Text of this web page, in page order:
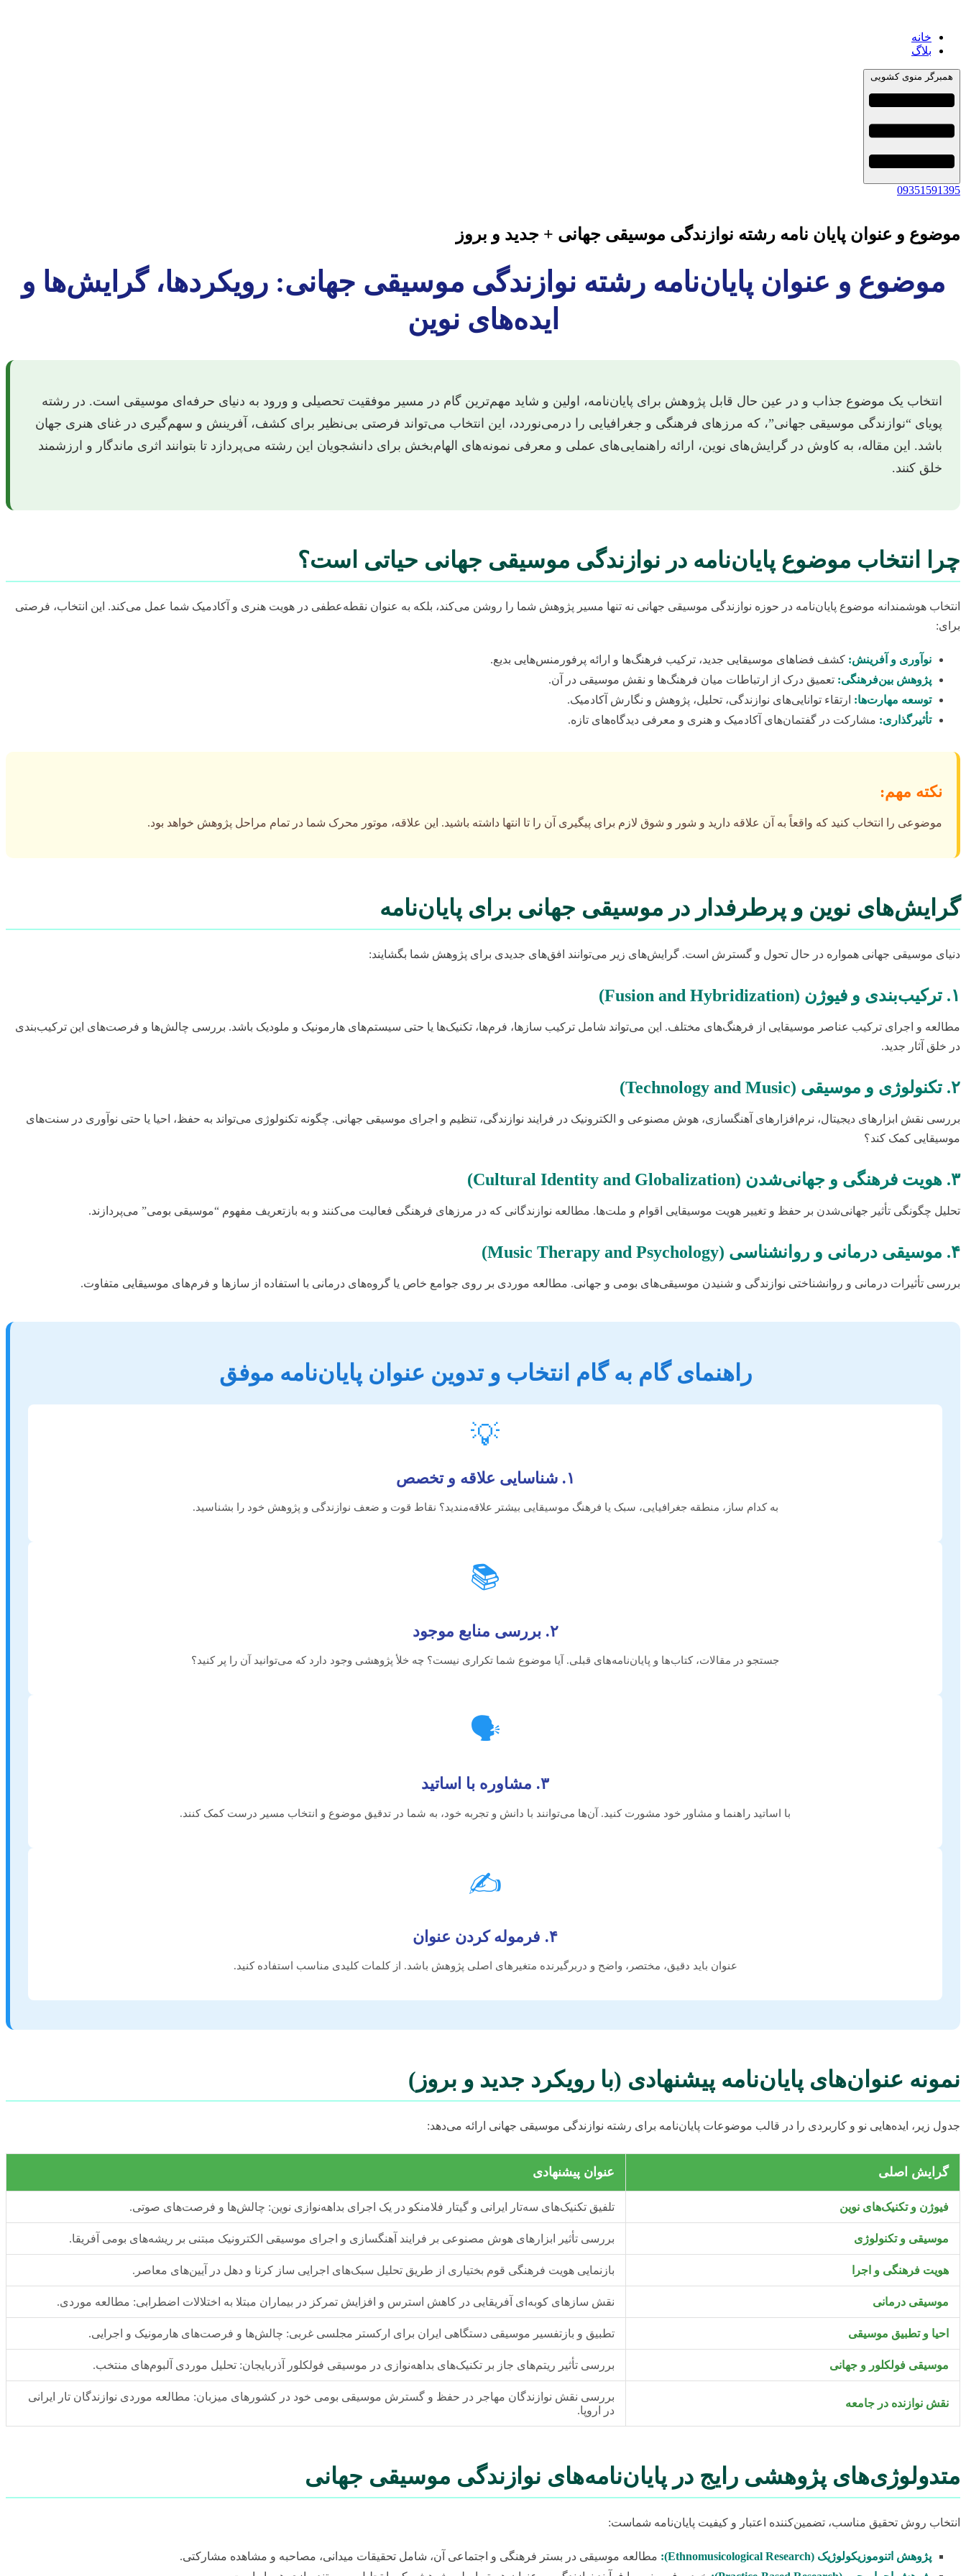
خانه
بلاگ
همبرگر منوی کشویی
09351591395
موضوع و عنوان پایان نامه رشته نوازندگی موسیقی جهانی + جدید و بروز
موضوع و عنوان پایان‌نامه رشته نوازندگی موسیقی جهانی: رویکردها، گرایش‌ها و
ایده‌های نوین
انتخاب یک موضوع جذاب و در عین حال قابل پژوهش برای پایان‌نامه، اولین و شاید مهم‌ترین گام در مسیر موفقیت تحصیلی و ورود به دنیای حرفه‌ای موسیقی است. در رشته
پویای “نوازندگی موسیقی جهانی”، که مرزهای فرهنگی و جغرافیایی را درمی‌نوردد، این انتخاب می‌تواند فرصتی بی‌نظیر برای کشف، آفرینش و سهم‌گیری در غنای هنری جهان
باشد. این مقاله، به کاوش در گرایش‌های نوین، ارائه راهنمایی‌های عملی و معرفی نمونه‌های الهام‌بخش برای دانشجویان این رشته می‌پردازد تا بتوانند اثری ماندگار و ارزشمند
خلق کنند.
چرا انتخاب موضوع پایان‌نامه در نوازندگی موسیقی جهانی حیاتی است؟
انتخاب هوشمندانه موضوع پایان‌نامه در حوزه نوازندگی موسیقی جهانی نه تنها مسیر پژوهش شما را روشن می‌کند، بلکه به عنوان نقطه‌عطفی در هویت هنری و آکادمیک شما عمل می‌کند. این انتخاب، فرصتی
برای:
نوآوری و آفرینش: کشف فضاهای موسیقایی جدید، ترکیب فرهنگ‌ها و ارائه پرفورمنس‌هایی بدیع.
پژوهش بین‌فرهنگی: تعمیق درک از ارتباطات میان فرهنگ‌ها و نقش موسیقی در آن.
توسعه مهارت‌ها: ارتقاء توانایی‌های نوازندگی، تحلیل، پژوهش و نگارش آکادمیک.
تأثیرگذاری: مشارکت در گفتمان‌های آکادمیک و هنری و معرفی دیدگاه‌های تازه.
نکته مهم:
موضوعی را انتخاب کنید که واقعاً به آن علاقه دارید و شور و شوق لازم برای پیگیری آن را تا انتها داشته باشید. این علاقه، موتور محرک شما در تمام مراحل پژوهش خواهد بود.
گرایش‌های نوین و پرطرفدار در موسیقی جهانی برای پایان‌نامه
دنیای موسیقی جهانی همواره در حال تحول و گسترش است. گرایش‌های زیر می‌توانند افق‌های جدیدی برای پژوهش شما بگشایند:
۱. ترکیب‌بندی و فیوژن (Fusion and Hybridization)
مطالعه و اجرای ترکیب عناصر موسیقایی از فرهنگ‌های مختلف. این می‌تواند شامل ترکیب سازها، فرم‌ها، تکنیک‌ها یا حتی سیستم‌های هارمونیک و ملودیک باشد. بررسی چالش‌ها و فرصت‌های این ترکیب‌بندی
در خلق آثار جدید.
۲. تکنولوژی و موسیقی (Technology and Music)
بررسی نقش ابزارهای دیجیتال، نرم‌افزارهای آهنگسازی، هوش مصنوعی و الکترونیک در فرایند نوازندگی، تنظیم و اجرای موسیقی جهانی. چگونه تکنولوژی می‌تواند به حفظ، احیا یا حتی نوآوری در سنت‌های
موسیقایی کمک کند؟
۳. هویت فرهنگی و جهانی‌شدن (Cultural Identity and Globalization)
تحلیل چگونگی تأثیر جهانی‌شدن بر حفظ و تغییر هویت موسیقایی اقوام و ملت‌ها. مطالعه نوازندگانی که در مرزهای فرهنگی فعالیت می‌کنند و به بازتعریف مفهوم “موسیقی بومی” می‌پردازند.
۴. موسیقی درمانی و روانشناسی (Music Therapy and Psychology)
بررسی تأثیرات درمانی و روانشناختی نوازندگی و شنیدن موسیقی‌های بومی و جهانی. مطالعه موردی بر روی جوامع خاص یا گروه‌های درمانی با استفاده از سازها و فرم‌های موسیقایی متفاوت.
راهنمای گام به گام انتخاب و تدوین عنوان پایان‌نامه موفق
💡
۱. شناسایی علاقه و تخصص
به کدام ساز، منطقه جغرافیایی، سبک یا فرهنگ موسیقایی بیشتر علاقه‌مندید؟ نقاط قوت و ضعف نوازندگی و پژوهش خود را بشناسید.
📚
۲. بررسی منابع موجود
جستجو در مقالات، کتاب‌ها و پایان‌نامه‌های قبلی. آیا موضوع شما تکراری نیست؟ چه خلأ پژوهشی وجود دارد که می‌توانید آن را پر کنید؟
🗣️
۳. مشاوره با اساتید
با اساتید راهنما و مشاور خود مشورت کنید. آن‌ها می‌توانند با دانش و تجربه خود، به شما در تدقیق موضوع و انتخاب مسیر درست کمک کنند.
✍️
۴. فرموله کردن عنوان
عنوان باید دقیق، مختصر، واضح و دربرگیرنده متغیرهای اصلی پژوهش باشد. از کلمات کلیدی مناسب استفاده کنید.
نمونه عنوان‌های پایان‌نامه پیشنهادی (با رویکرد جدید و بروز)
جدول زیر، ایده‌هایی نو و کاربردی را در قالب موضوعات پایان‌نامه برای رشته نوازندگی موسیقی جهانی ارائه می‌دهد:
گرایش اصلی عنوان پیشنهادی
فیوژن و تکنیک‌های نوین تلفیق تکنیک‌های سه‌تار ایرانی و گیتار فلامنکو در یک اجرای بداهه‌نوازی نوین: چالش‌ها و فرصت‌های صوتی.
موسیقی و تکنولوژی بررسی تأثیر ابزارهای هوش مصنوعی بر فرایند آهنگسازی و اجرای موسیقی الکترونیک مبتنی بر ریشه‌های بومی آفریقا.
هویت فرهنگی و اجرا بازنمایی هویت فرهنگی قوم بختیاری از طریق تحلیل سبک‌های اجرایی ساز کرنا و دهل در آیین‌های معاصر.
موسیقی درمانی نقش سازهای کوبه‌ای آفریقایی در کاهش استرس و افزایش تمرکز در بیماران مبتلا به اختلالات اضطرابی: مطالعه موردی.
احیا و تطبیق موسیقی تطبیق و بازتفسیر موسیقی دستگاهی ایران برای ارکستر مجلسی غربی: چالش‌ها و فرصت‌های هارمونیک و اجرایی.
موسیقی فولکلور و جهانی بررسی تأثیر ریتم‌های جاز بر تکنیک‌های بداهه‌نوازی در موسیقی فولکلور آذربایجان: تحلیل موردی آلبوم‌های منتخب.
نقش نوازنده در جامعه
بررسی نقش نوازندگان مهاجر در حفظ و گسترش موسیقی بومی خود در کشورهای میزبان: مطالعه موردی نوازندگان تار ایرانی
در اروپا.
متدولوژی‌های پژوهشی رایج در پایان‌نامه‌های نوازندگی موسیقی جهانی
انتخاب روش تحقیق مناسب، تضمین‌کننده اعتبار و کیفیت پایان‌نامه شماست:
پژوهش اتنوموزیکولوژیک (Ethnomusicological Research):
مطالعه موسیقی در بستر فرهنگی و اجتماعی آن، شامل تحقیقات میدانی، مصاحبه و مشاهده مشارکتی.